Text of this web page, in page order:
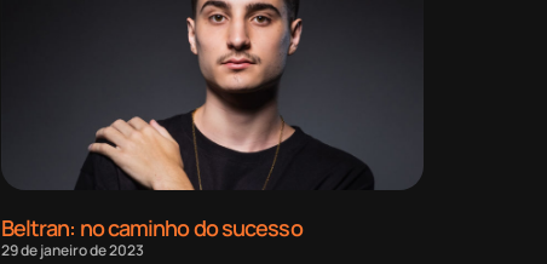
Beltran: no caminho do sucesso
29 de janeiro de 2023